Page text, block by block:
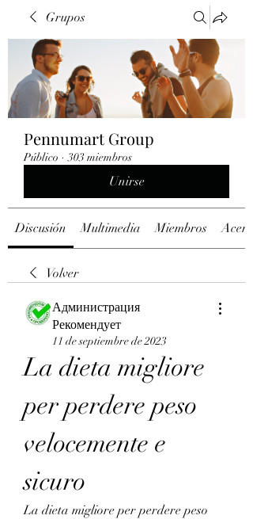
Grupos
Pennumart Group
Público · 303 miembros
Unirse
Discusión Multimedia Miembros
Volver
Администрация
Рекомендует
11 de septiembre de 2023
La dieta migliore
per perdere peso
velocemente e
sicuro
La dieta migliore per perdere peso